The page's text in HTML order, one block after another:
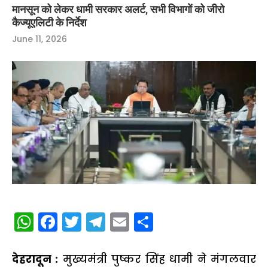
मानसून को लेकर धामी सरकार अलर्ट, सभी विभागों को जीरो
कैज्यूएलिटी के निर्देश
June 11, 2026
WhatsApp
Facebook
Twitter
Telegram
Email
देहरादून : मुख्यमंत्री पुष्कर सिंह धामी ने मंगलवार